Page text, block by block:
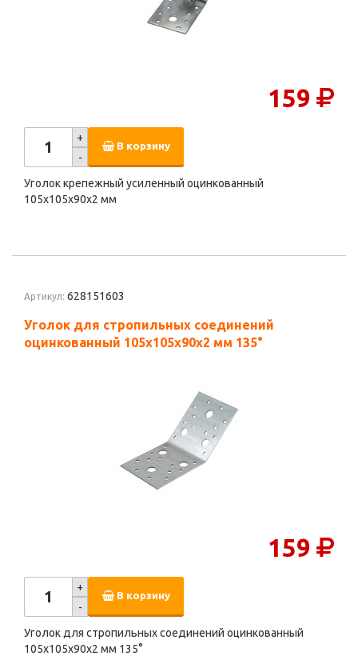
159
+
-
В корзину
Уголок крепежный усиленный оцинкованный
105х105х90х2 мм
Артикул: 628151603
Уголок для стропильных соединений
оцинкованный 105х105х90х2 мм 135°
159
+
-
В корзину
Уголок для стропильных соединений оцинкованный
105х105х90х2 мм 135°